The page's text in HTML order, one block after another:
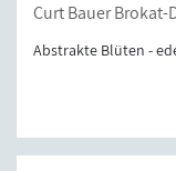
Curt Bauer Brokat-
Abstrakte Blüten -